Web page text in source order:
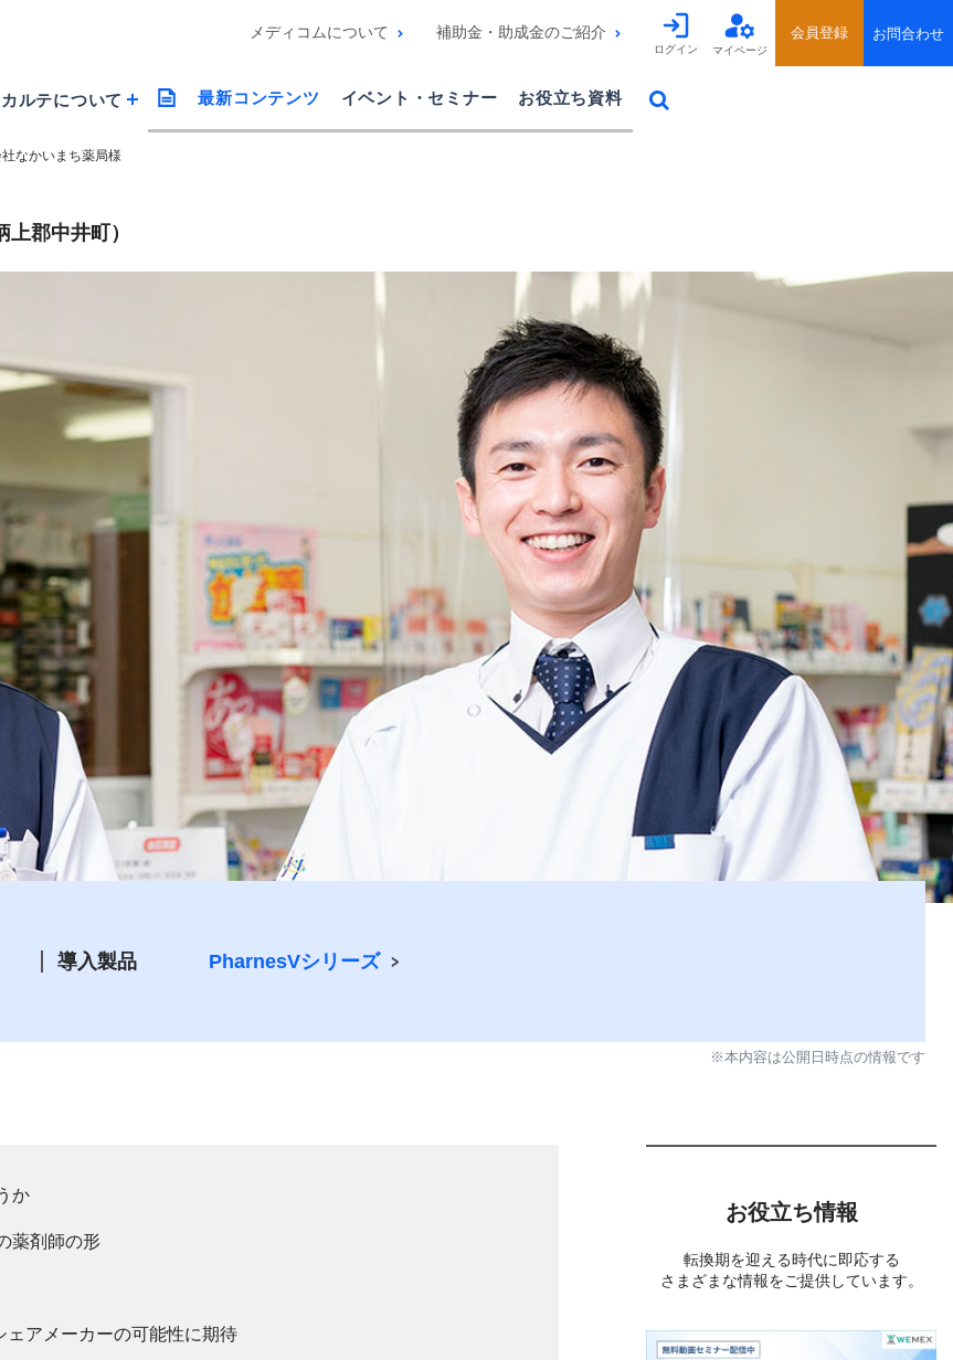
ルテについて 最新コンテンツ イベント・ セミナー お役立ち資料
メディコムについて 補助金・助成金のご紹介
ログイン マイページ
なかいまち薬局様
郡中井町）
導入製品 PharnesVシリーズ
※本内容は公開日時点の情報です
か
薬剤師の形
ェアメーカーの可能性に期待
お役立ち情報
転換期を迎える時代に即応する
さまざまな情報をご提供しています。